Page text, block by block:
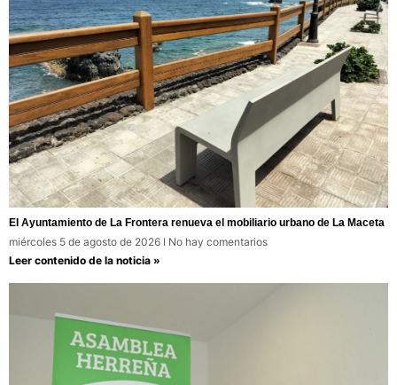
El Ayuntamiento de La Frontera renueva el mobiliario urbano de La Maceta
miércoles 5 de agosto de 2026
No hay comentarios
Leer contenido de la noticia »